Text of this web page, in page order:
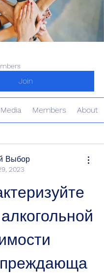
Join
Media Members About
Выбор
2023